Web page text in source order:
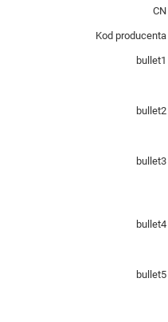
CN
Kod producenta
bullet1
bullet2
bullet3
bullet4
bullet5